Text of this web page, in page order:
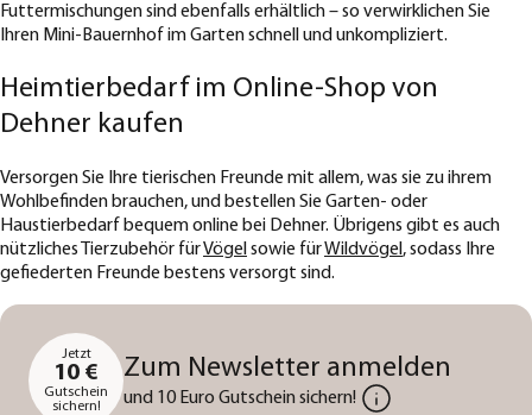
Futtermischungen sind ebenfalls erhältlich – so verwirklichen Sie
Ihren Mini-Bauernhof im Garten schnell und unkompliziert.
Heimtierbedarf im Online-Shop von
Dehner kaufen
Versorgen Sie Ihre tierischen Freunde mit allem, was sie zu ihrem
Wohlbefinden brauchen, und bestellen Sie Garten- oder
Haustierbedarf bequem online bei Dehner. Übrigens gibt es auch
nützliches Tierzubehör fürVögel sowie fürWildvögel , sodass Ihre
gefiederten Freunde bestens versorgt sind.
Jetzt
10 €
Gutschein
sichern!
Zum Newsletter anmelden
und 10 Euro Gutschein sichern!